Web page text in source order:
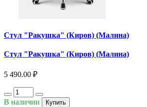
Стул "Ракушка" (Киров) (Малина)
Стул "Ракушка" (Киров) (Малина)
5 490.00 ₽
В наличии Купить